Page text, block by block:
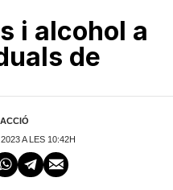
i alcohol a
de
A LES 10:42H